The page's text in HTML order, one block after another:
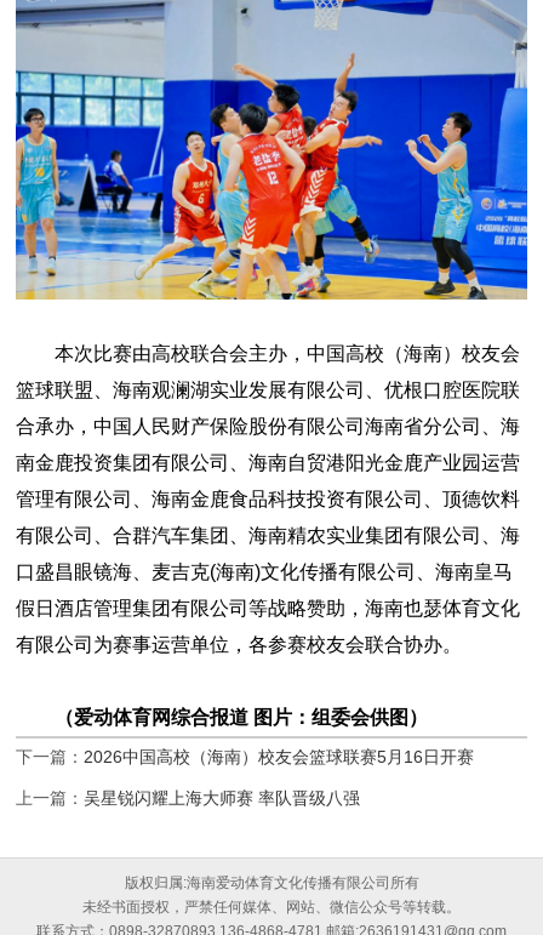
本次比赛由高校联合会主办，中国高校（海南）校友会
篮球联盟、海南观澜湖实业发展有限公司、优根口腔医院联
合承办，中国人民财产保险股份有限公司海南省分公司、海
南金鹿投资集团有限公司、海南自贸港阳光金鹿产业园运营
管理有限公司、海南金鹿食品科技投资有限公司、顶德饮料
有限公司、合群汽车集团、海南精农实业集团有限公司、海
口盛昌眼镜海、麦吉克(海南)文化传播有限公司、海南皇马
假日酒店管理集团有限公司等战略赞助，海南也瑟体育文化
有限公司为赛事运营单位，各参赛校友会联合协办。
（爱动体育网综合报道 图片：组委会供图）
下一篇： 2026中国高校（海南）校友会篮球联赛5月16日开赛
上一篇：吴星锐闪耀上海大师赛 率队晋级八强
版权归属:海南爱动体育文化传播有限公司所有
未经书面授权，严禁任何媒体、网站、微信公众号等转载。
联系方式：0898-32870893 136-4868-4781 邮箱:2636191431@qq.com